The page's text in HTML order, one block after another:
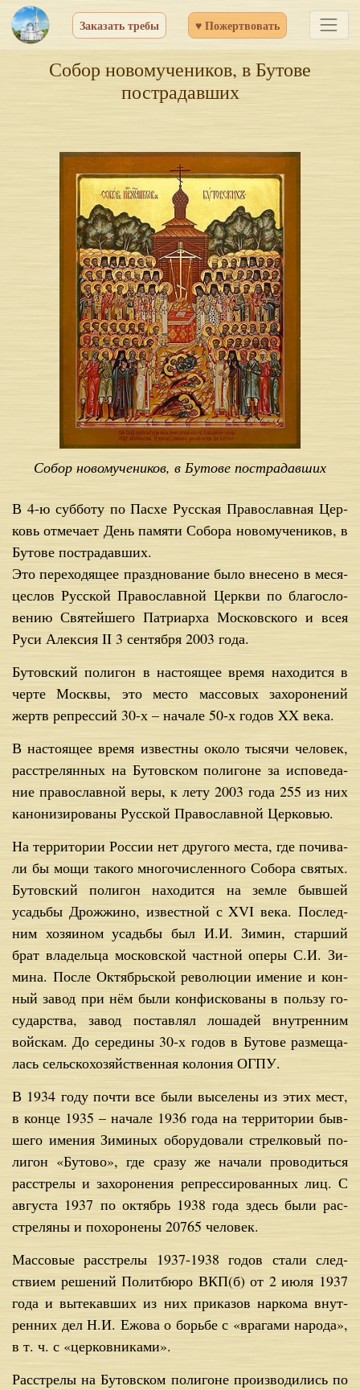
Заказать требы ♥ Пожертвовать
Собор новомучеников, в Бутове
пострадавших
Собор новомучеников, в Бутове пострадавших
В 4-ю суб­бо­ту по Па­схе Рус­ская Пра­во­слав­ная Цер­
ковь от­ме­ча­ет День па­мя­ти Со­бо­ра но­во­му­че­ни­ков, в
Бу­то­ве по­стра­дав­ших.
Это пе­ре­хо­дя­щее празд­но­ва­ние бы­ло вне­се­но в ме­ся­
це­слов Рус­ской Пра­во­слав­ной Церк­ви по бла­го­сло­
ве­нию Свя­тей­ше­го Пат­ри­ар­ха Мос­ков­ско­го и всея
Ру­си Алек­сия II 3 сен­тяб­ря 2003 го­да.
Бу­тов­ский по­ли­гон в на­сто­я­щее вре­мя на­хо­дит­ся в
чер­те Моск­вы, это ме­сто мас­со­вых за­хо­ро­не­ний
жертв ре­прес­сий 30-х – на­ча­ле 50-х го­дов XX ве­ка.
В на­сто­я­щее вре­мя из­вест­ны око­ло ты­ся­чи че­ло­век,
рас­стре­лян­ных на Бу­тов­ском по­ли­гоне за ис­по­ве­да­
ние пра­во­слав­ной ве­ры, к ле­ту 2003 го­да 255 из них
ка­но­ни­зи­ро­ва­ны Рус­ской Пра­во­слав­ной Цер­ко­вью.
На тер­ри­то­рии Рос­сии нет дру­го­го ме­ста, где по­чи­ва­
ли бы мо­щи та­ко­го мно­го­чис­лен­но­го Со­бо­ра свя­тых.
Бу­тов­ский по­ли­гон на­хо­дит­ся на зем­ле быв­шей
усадь­бы Дрож­жи­но, из­вест­ной с XVI ве­ка. По­след­
ним хо­зя­и­ном усадь­бы был И.И. Зи­мин, стар­ший
брат вла­дель­ца мос­ков­ской част­ной опе­ры С.И. Зи­
ми­на. По­сле Ок­тябрь­ской ре­во­лю­ции име­ние и кон­
ный за­вод при нём бы­ли кон­фис­ко­ва­ны в поль­зу го­
су­дар­ства, за­вод по­став­лял ло­ша­дей внут­рен­ним
вой­скам. До се­ре­ди­ны 30-х го­дов в Бу­то­ве раз­ме­ща­
лась сель­ско­хо­зяй­ствен­ная ко­ло­ния ОГПУ.
В 1934 го­ду по­чти все бы­ли вы­се­ле­ны из этих мест,
в кон­це 1935 – на­ча­ле 1936 го­да на тер­ри­то­рии быв­
ше­го име­ния Зи­ми­ных обо­ру­до­ва­ли стрел­ко­вый по­
ли­гон «Бу­то­во», где сра­зу же на­ча­ли про­во­дить­ся
рас­стре­лы и за­хо­ро­не­ния ре­прес­си­ро­ван­ных лиц. С
ав­гу­ста 1937 по ок­тябрь 1938 го­да здесь бы­ли рас­
стре­ля­ны и по­хо­ро­не­ны 20765 че­ло­век.
Мас­со­вые рас­стре­лы 1937-1938 го­дов ста­ли след­
стви­ем ре­ше­ний По­лит­бю­ро ВКП(б) от 2 июля 1937
го­да и вы­те­кав­ших из них при­ка­зов нар­ко­ма внут­
рен­них дел Н.И. Ежо­ва о борь­бе с «вра­га­ми на­ро­да»,
в т. ч. с «цер­ков­ни­ка­ми».
Рас­стре­лы на Бу­тов­ском по­ли­гоне про­из­во­ди­лись по